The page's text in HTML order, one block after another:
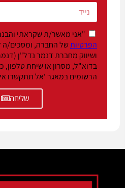
"אני מאשר/ת שקראתי
הפרטיותשל החברה, ומסכים/ה
ושיווק מחברת דנמר נדל"ן
בדוא"ל, מסרון או שיחת טלפון,
הרשומים במאגר 'אל תתקשרו
שליחה